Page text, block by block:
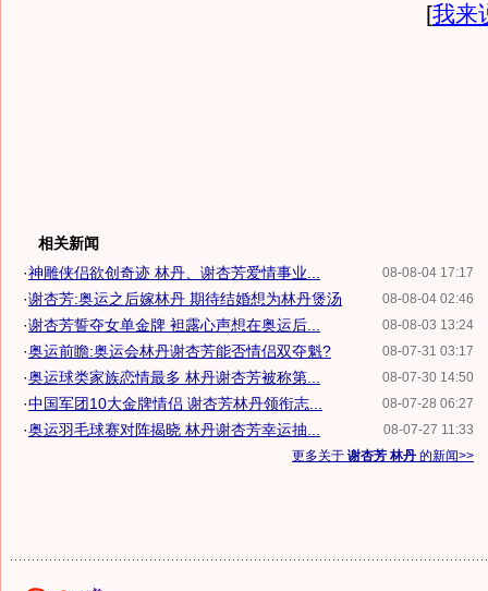
[我来
相关新闻
08-08-04 17:17
·神雕侠侣欲创奇迹 林丹、谢杏芳爱情事业...
08-08-04 02:46
·谢杏芳:奥运之后嫁林丹 期待结婚想为林丹煲汤
08-08-03 13:24
·谢杏芳誓夺女单金牌 袒露心声想在奥运后...
08-07-31 03:17
·奥运前瞻:奥运会林丹谢杏芳能否情侣双夺魁?
08-07-30 14:50
·奥运球类家族恋情最多 林丹谢杏芳被称第...
08-07-28 06:27
·中国军团10大金牌情侣 谢杏芳林丹领衔志...
08-07-27 11:33
·奥运羽毛球赛对阵揭晓 林丹谢杏芳幸运抽...
更多关于 谢杏芳 林丹 的新闻>>